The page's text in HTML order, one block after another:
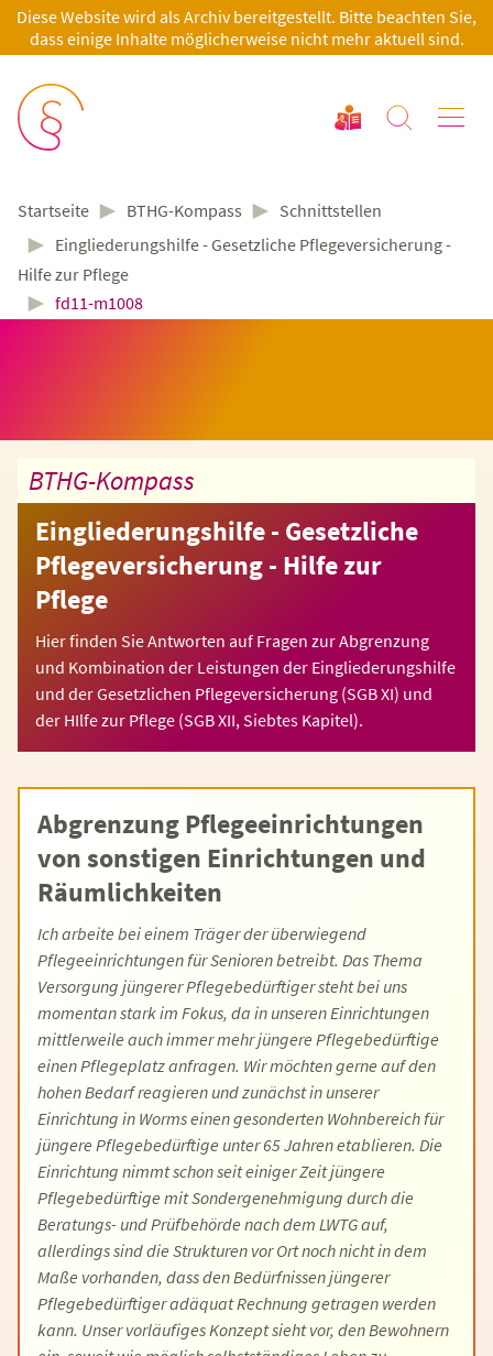
Diese Website wird als Archiv bereitgestellt. Bitte beachten Sie,
dass einige Inhalte möglicherweise nicht mehr aktuell sind.
Startseite ► BTHG-Kompass ► Schnittstellen
► Eingliederungshilfe - Gesetzliche Pflegeversicherung -
Hilfe zur Pflege
► fd11-m1008
BTHG-Kompass
Eingliederungshilfe - Gesetzliche
Pflegeversicherung - Hilfe zur
Pflege
Hier finden Sie Antworten auf Fragen zur Abgrenzung
und Kombination der Leistungen der Eingliederungshilfe
und der Gesetzlichen Pflegeversicherung (SGB XI) und
der HIlfe zur Pflege (SGB XII, Siebtes Kapitel).
Abgrenzung Pflegeeinrichtungen
von sonstigen Einrichtungen und
Räumlichkeiten
Ich arbeite bei einem Träger der überwiegend
Pflegeeinrichtungen für Senioren betreibt. Das Thema
Versorgung jüngerer Pflegebedürftiger steht bei uns
momentan stark im Fokus, da in unseren Einrichtungen
mittlerweile auch immer mehr jüngere Pflegebedürftige
einen Pflegeplatz anfragen. Wir möchten gerne auf den
hohen Bedarf reagieren und zunächst in unserer
Einrichtung in Worms einen gesonderten Wohnbereich für
jüngere Pflegebedürftige unter 65 Jahren etablieren. Die
Einrichtung nimmt schon seit einiger Zeit jüngere
Pflegebedürftige mit Sondergenehmigung durch die
Beratungs- und Prüfbehörde nach dem LWTG auf,
allerdings sind die Strukturen vor Ort noch nicht in dem
Maße vorhanden, dass den Bedürfnissen jüngerer
Pflegebedürftiger adäquat Rechnung getragen werden
kann. Unser vorläufiges Konzept sieht vor, den Bewohnern